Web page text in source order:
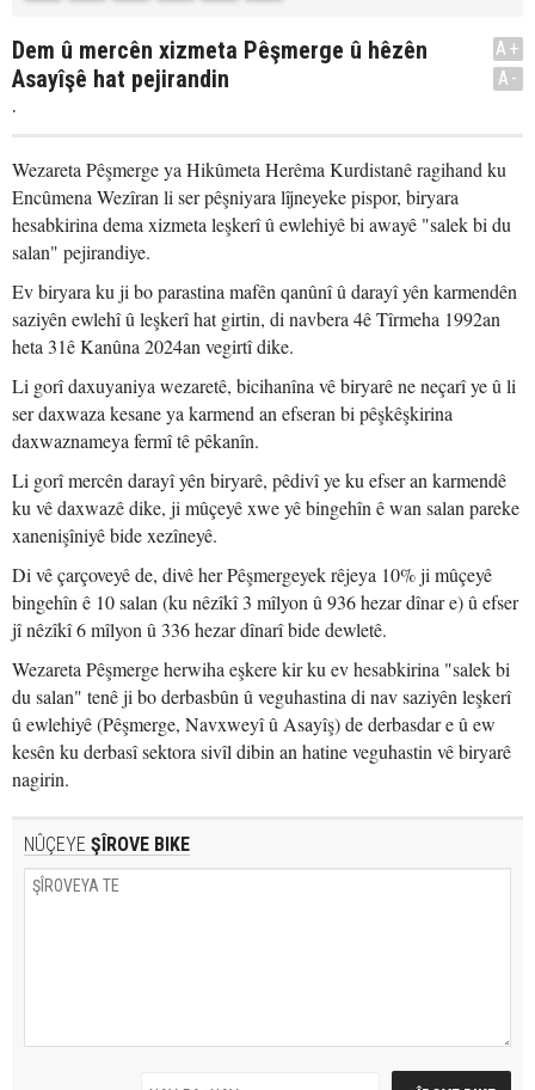
Dem û mercên xizmeta Pêşmerge û hêzên
Asayîşê hat pejirandin
.
A+
A-
Wezareta Pêşmerge ya Hikûmeta Herêma Kurdistanê ragihand ku
Encûmena Wezîran li ser pêşniyara lîjneyeke pispor, biryara
hesabkirina dema xizmeta leşkerî û ewlehiyê bi awayê "salek bi du
salan" pejirandiye.
Ev biryara ku ji bo parastina mafên qanûnî û darayî yên karmendên
saziyên ewlehî û leşkerî hat girtin, di navbera 4ê Tîrmeha 1992an
heta 31ê Kanûna 2024an vegirtî dike.
Li gorî daxuyaniya wezaretê, bicihanîna vê biryarê ne neçarî ye û li
ser daxwaza kesane ya karmend an efseran bi pêşkêşkirina
daxwaznameya fermî tê pêkanîn.
Li gorî mercên darayî yên biryarê, pêdivî ye ku efser an karmendê
ku vê daxwazê dike, ji mûçeyê xwe yê bingehîn ê wan salan pareke
xanenişîniyê bide xezîneyê.
Di vê çarçoveyê de, divê her Pêşmergeyek rêjeya 10% ji mûçeyê
bingehîn ê 10 salan (ku nêzîkî 3 mîlyon û 936 hezar dînar e) û efser
jî nêzîkî 6 mîlyon û 336 hezar dînarî bide dewletê.
Wezareta Pêşmerge herwiha eşkere kir ku ev hesabkirina "salek bi
du salan" tenê ji bo derbasbûn û veguhastina di nav saziyên leşkerî
û ewlehiyê (Pêşmerge, Navxweyî û Asayîş) de derbasdar e û ew
kesên ku derbasî sektora sivîl dibin an hatine veguhastin vê biryarê
nagirin.
NÛÇEYE ŞÎROVE BIKE